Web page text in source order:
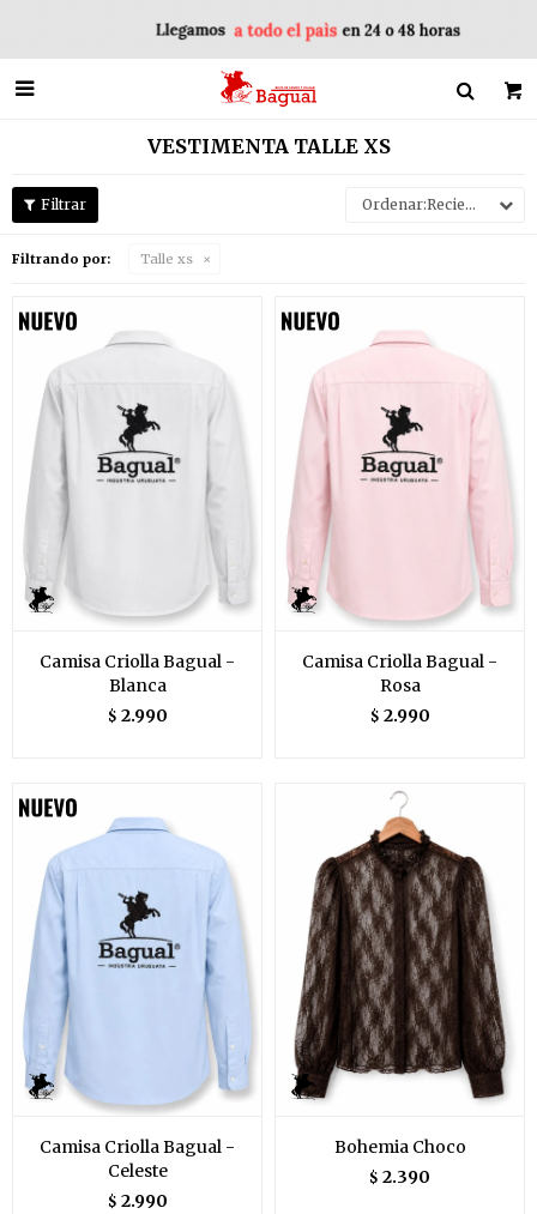

VESTIMENTA TALLE XS
Recientes
Filtrando por: Talle xs
Camisa Criolla Bagual -
Blanca
$ 2.990
Camisa Criolla Bagual -
Rosa
$ 2.990
Camisa Criolla Bagual -
Celeste
$ 2.990
Bohemia Choco
$ 2.390